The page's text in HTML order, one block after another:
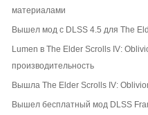
материалами
Вышел мод с DLSS 4.5 для The
Lumen в The Elder Scrolls IV:
производительность
Вышла The Elder Scrolls IV:
Вышел бесплатный мод DLSS